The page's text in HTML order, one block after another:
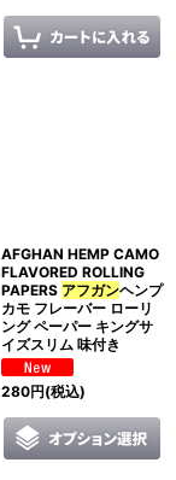
AFGHAN HEMP CAMO
FLAVORED ROLLING
PAPERS アフガンヘンプ
カモ フレーバー ローリ
ング ペーパー キングサ
イズスリム 味付き
280円(税込)